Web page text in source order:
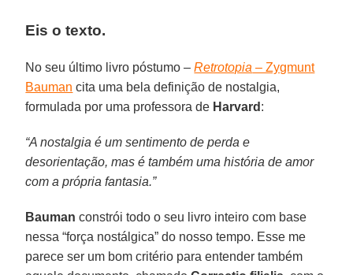
Eis o texto.
No seu último livro póstumo –Retrotopia – Zygmunt
Bauman cita uma bela definição de nostalgia,
formulada por uma professora de Harvard :
“A nostalgia é um sentimento de perda e
desorientação, mas é também uma história de amor
com a própria fantasia.”
Bauman constrói todo o seu livro inteiro com base
nessa “força nostálgica” do nosso tempo. Esse me
parece ser um bom critério para entender também